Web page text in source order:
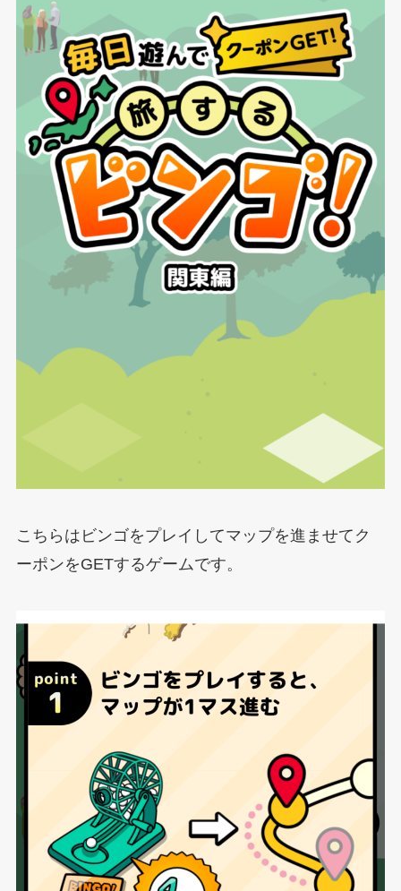
こちらはビンゴをプレイしてマップを進ませてク
ーポンをGETするゲームです。